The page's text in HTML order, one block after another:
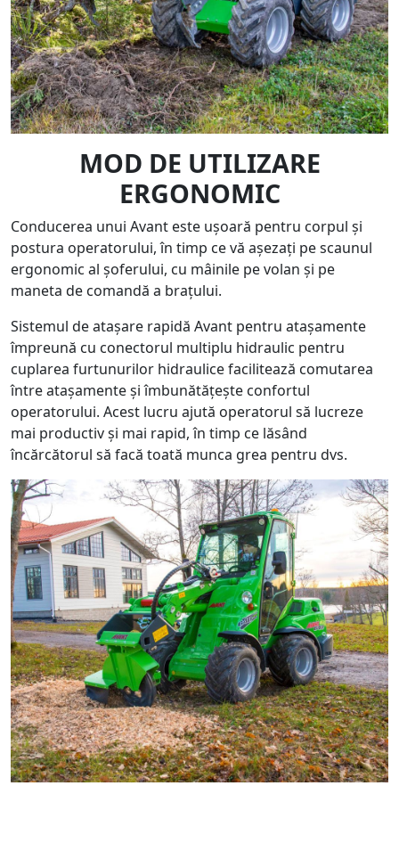
MOD DE UTILIZARE
ERGONOMIC
Conducerea unui Avant este ușoară pentru corpul și
postura operatorului, în timp ce vă așezați pe scaunul
ergonomic al șoferului, cu mâinile pe volan și pe
maneta de comandă a brațului.
Sistemul de atașare rapidă Avant pentru atașamente
împreună cu conectorul multiplu hidraulic pentru
cuplarea furtunurilor hidraulice facilitează comutarea
între atașamente și îmbunătățește confortul
operatorului. Acest lucru ajută operatorul să lucreze
mai productiv și mai rapid, în timp ce lăsând
încărcătorul să facă toată munca grea pentru dvs.